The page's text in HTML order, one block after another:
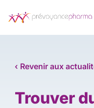
‹ Revenir aux
Trouver